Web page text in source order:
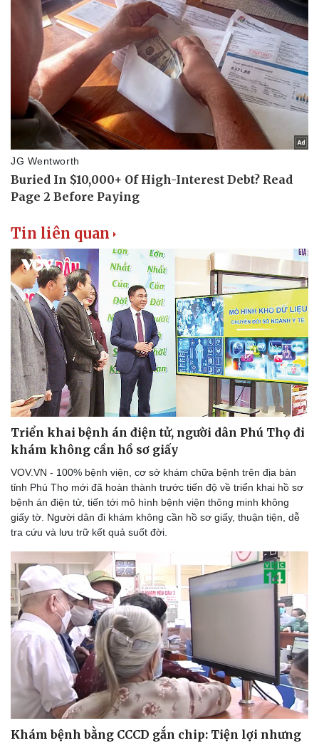
Doanh nghiệp
Thông tin doanh nghiệp
Doanh nghiệp 24h
Doanh nhân
Vì cộng đồng
Công nghệ
Sành điệu
Tin Công nghệ
Trải nghiệm
Chuyển đổi số
Tin liên quan
Triển khai bệnh án điện tử, người dân Phú Thọ đi
khám không cần hồ sơ giấy
VOV.VN - 100% bệnh viện, cơ sở khám chữa bệnh trên địa bàn
tỉnh Phú Thọ mới đã hoàn thành trước tiến độ về triển khai hồ sơ
bệnh án điện tử, tiến tới mô hình bệnh viện thông minh không
giấy tờ. Người dân đi khám không cần hồ sơ giấy, thuận tiện, dễ
tra cứu và lưu trữ kết quả suốt đời.
Khám bệnh bằng CCCD gắn chip: Tiện lợi nhưng